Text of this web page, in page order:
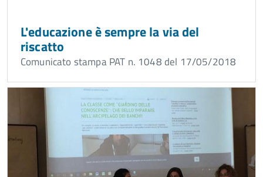
L'educazione è sempre la via del
riscatto
Comunicato stampa PAT n. 1048 del 17/05/2018